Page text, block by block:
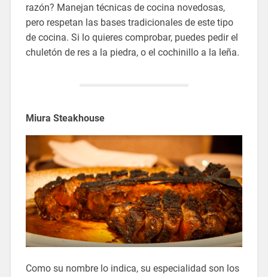
razón? Manejan técnicas de cocina novedosas,
pero respetan las bases tradicionales de este tipo
de cocina. Si lo quieres comprobar, puedes pedir el
chuletón de res a la piedra, o el cochinillo a la leña.
Miura Steakhouse
Como su nombre lo indica, su especialidad son los